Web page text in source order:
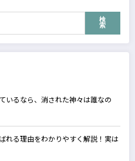
検
索
いるなら、消された神々は誰なの
れる理由をわかりやすく解説！実は